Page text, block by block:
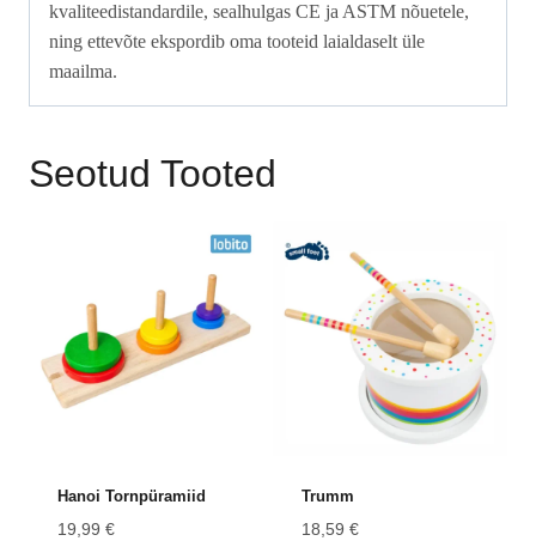
kvaliteedistandardile, sealhulgas CE ja ASTM nõuetele,
ning ettevõte ekspordib oma tooteid laialdaselt üle
maailma.
Seotud Tooted
Hanoi Tornpüramiid
19,99 €
Trumm
18,59 €